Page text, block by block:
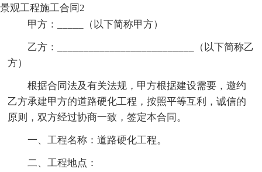
景观工程施工合同2
甲方：_____（以下简称甲方）
乙方：__________________________（以下简称乙
方）
根据合同法及有关法规，甲方根据建设需要，邀约
乙方承建甲方的道路硬化工程，按照平等互利，诚信的
原则，双方经过协商一致，签定本合同。
一、工程名称：道路硬化工程。
二、工程地点：